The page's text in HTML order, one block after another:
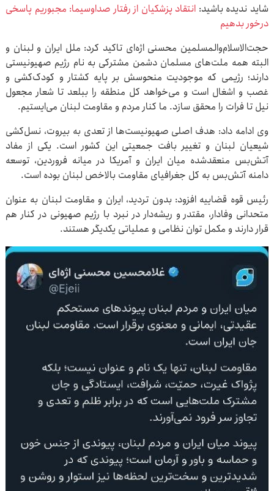
شاید ندیده باشید: انتقاد پزشکیان از رفتار صداوسیما: مجبوریم پاسخی
درخور بدهیم
حجت‌الاسلام‌والمسلمین محسنی اژه‌ای تاکید کرد: ملل ایران و لبنان و
البته همه ملت‌های مسلمان دشمن مشترکی به نام رژیم صهیونیستی
دارند؛ رژیمی که موجودیت منحوسش بر پایه کشتار و کودک‌کشی و
غصب و اشغال است و می‌خواهد کل منطقه را ببلعد تا شعار مجعول
نیل تا فرات را محقق سازد. ما کنار مردم و مقاومت لبنان می‌ایستیم.
وی ادامه داد: هدف اصلی صهیونیست‌ها از تعدی به بیروت، نسل‌کشی
شیعیان لبنان و تغییر بافت جمعیتی این کشور است. یکی از مفاد
آتش‌بس منعقدشده میان ایران و آمریکا در میانه فروردین، توسعه
دامنه آتش‌بس به کل جغرافیای مقاومت بالاخص لبنان بوده است.
رئیس قوه قضاییه افزود: بدون ‌تردید، ایران و مقاومت لبنان به عنوان
متحدانی وفادار، مقتدر و ریشه‌دار در نبرد با رژیم صهیونی در کنار هم
قرار دارند و مکمل توان نظامی و عملیاتی یکدیگر هستند.